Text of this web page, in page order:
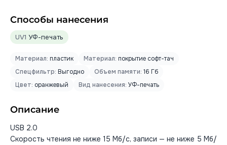
Способы нанесения
UV1 УФ-печать
Материал: пластик Материал: покрытие софт-тач
Спецфильтр: Выгодно Объем памяти: 16 Гб
Цвет: оранжевый Вид нанесения: УФ-печать
Описание
USB 2.0
Скорость чтения не ниже 15 Мб/с, записи — не ниже 5 Мб/